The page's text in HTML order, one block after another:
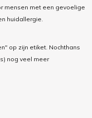
mensen met een gevoelige
huidallergie.
op zijn etiket. Nochthans
nog veel meer